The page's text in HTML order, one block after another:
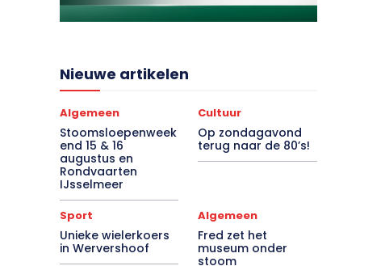
Nieuwe artikelen
Algemeen
Stoomsloepenweek
end 15 & 16
augustus en
Rondvaarten
IJsselmeer
Cultuur
Op zondagavond
terug naar de 80’s!
Sport
Unieke wielerkoers
in Wervershoof
Algemeen
Fred zet het
museum onder
stoom